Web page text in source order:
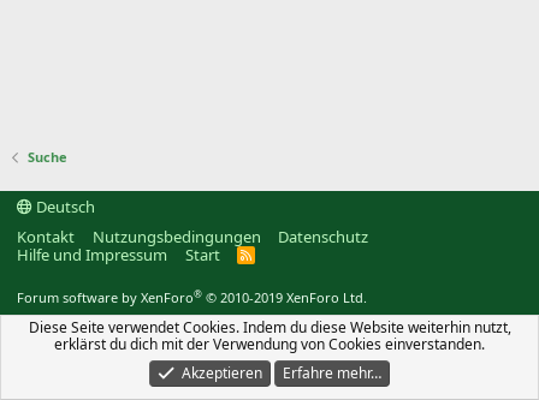
Suche
Deutsch
Kontakt
Nutzungsbedingungen
Datenschutz
Hilfe und Impressum
Start
R
Forum software by XenForo® © 2010-2019 XenForo Ltd.
Diese Seite verwendet Cookies. Indem du diese Website weiterhin nutzt,
erklärst du dich mit der Verwendung von Cookies einverstanden.
Akzeptieren
Erfahre mehr…